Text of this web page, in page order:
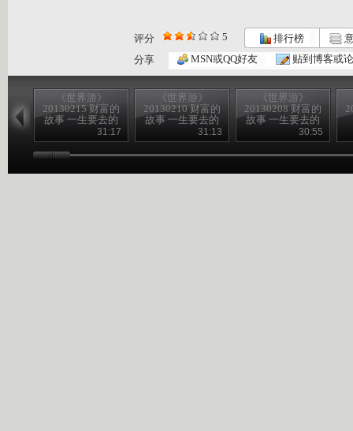
评分 5 排行榜
分享
MSN或QQ好友 贴到博客或
《世界游》
20130215 财富的
故事 一生要去的
31:17
《世界游》
20130210 财富的
故事 一生要去的
31:13
《世界游》
20130208 财富的
故事 一生要去的
30:55